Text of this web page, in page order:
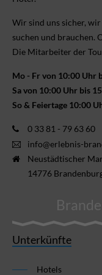
Wir sind uns sicher,
suchen und brauchen.
Die Mitarbeiter der
Mo - Fr von 10:00 Uhr
Sa von 10:00 Uhr bis
So & Feiertage 10:00
0 33 81 - 79 63 60
info@erlebnis-
Neustädtischer
14776
Unterkünfte
Hotels